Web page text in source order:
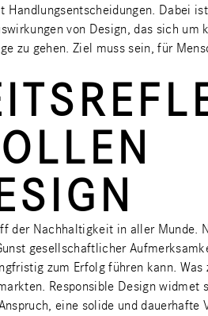
Dabei
von Design, das sich
zu gehen. Ziel muss sein, für
Nachhaltigkeit in aller
gesellschaftlicher
zum Erfolg führen kann.
Responsible Design
eine solide und